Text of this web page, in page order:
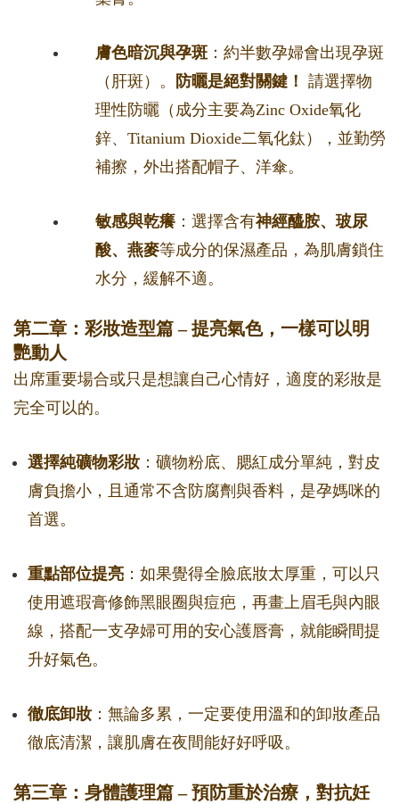
膚色暗沉與孕斑 ：約半數孕婦會出現孕斑
（肝斑）。
防曬是絕對關鍵！ 請選擇物
理性防曬（成分主要為Zinc Oxide氧化
鋅、Titanium Dioxide二氧化鈦），並勤勞
補擦，外出搭配帽子、洋傘。
敏感與乾癢 ：選擇含有神經醯胺、玻尿
酸、燕麥等成分的保濕產品，為肌膚鎖住
水分，緩解不適。
第二章：彩妝造型篇 – 提亮氣色，一樣可以明
艷動人
出席重要場合或只是想讓自己心情好，適度的彩妝是
完全可以的。
選擇純礦物彩妝 ：礦物粉底、腮紅成分單純，對皮
膚負擔小，且通常不含防腐劑與香料，是孕媽咪的
首選。
重點部位提亮 ：如果覺得全臉底妝太厚重，可以只
使用遮瑕膏修飾黑眼圈與痘疤，再畫上眉毛與內眼
線，搭配一支孕婦可用的安心護唇膏，就能瞬間提
升好氣色。
徹底卸妝 ：無論多累，一定要使用溫和的卸妝產品
徹底清潔，讓肌膚在夜間能好好呼吸。
第三章：身體護理篇 – 預防重於治療，對抗妊